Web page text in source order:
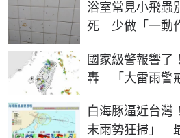
浴室常見小飛蟲
死 少做「一動
國家級警報響了
轟 「大雷雨警
白海豚逼近台灣
末雨勢狂掃」